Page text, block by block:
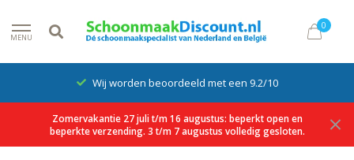
MENU
0
Wij worden beoordeeld met een 9.2/10
Zomervakantie 27 juli t/m 16 augustus: beperkt open en
beperkte verzending. 3 t/m 7 augustus volledig gesloten.